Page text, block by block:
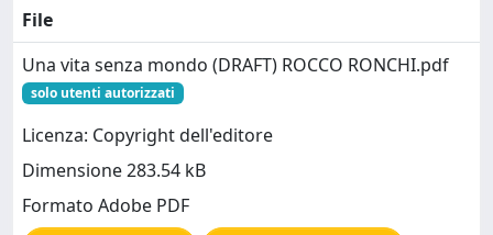
File
Una vita senza mondo (DRAFT) ROCCO RONCHI.pdf
solo utenti autorizzati
Licenza: Copyright dell'editore
Dimensione 283.54 kB
Formato Adobe PDF